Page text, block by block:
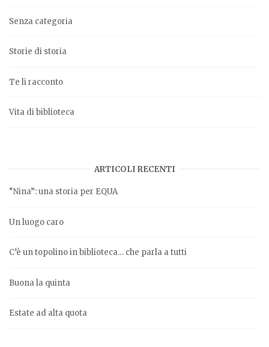
Senza categoria
Storie di storia
Te li racconto
Vita di biblioteca
ARTICOLI RECENTI
“Nina”: una storia per EQUA
Un luogo caro
C’è un topolino in biblioteca… che parla a tutti
Buona la quinta
Estate ad alta quota